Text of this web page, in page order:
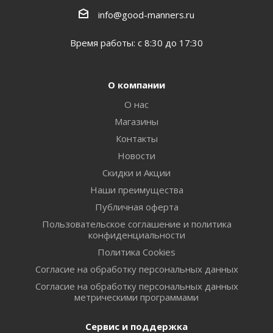
info@good-manners.ru
Время работы: с 8:30 до 17:30
О компании
О нас
Магазины
Контакты
Новости
Скидки и Акции
Наши преимущества
Публичная оферта
Пользовательское соглашение и политика
конфиденциальности
Политика Cookies
Согласие на обработку персональных данных
Согласие на обработку персональных данных
метрическими программами
Сервис и поддержка